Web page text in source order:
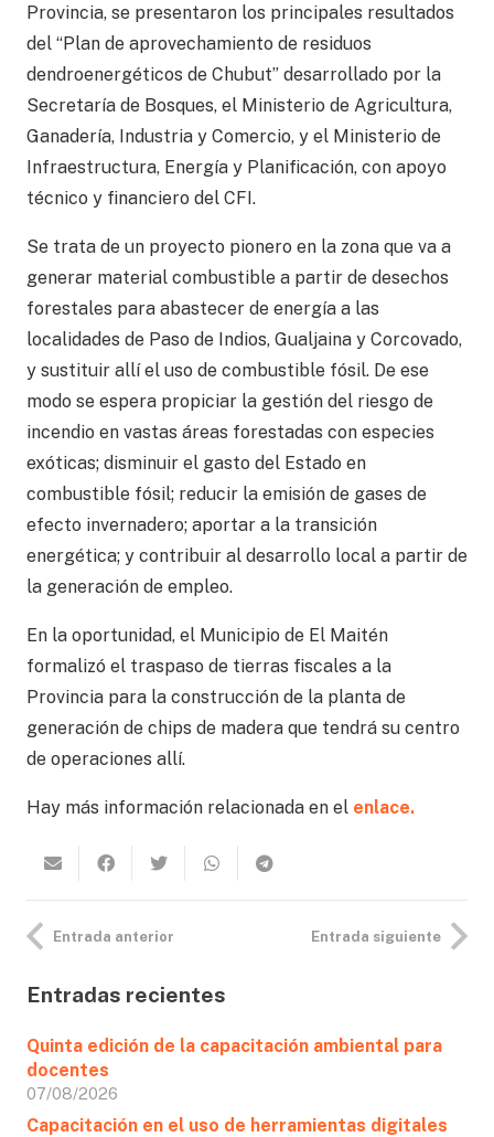
Provincia, se presentaron los principales resultados
del “Plan de aprovechamiento de residuos
dendroenergéticos de Chubut” desarrollado por la
Secretaría de Bosques, el Ministerio de Agricultura,
Ganadería, Industria y Comercio, y el Ministerio de
Infraestructura, Energía y Planificación, con apoyo
técnico y financiero del CFI.
Se trata de un proyecto pionero en la zona que va a
generar material combustible a partir de desechos
forestales para abastecer de energía a las
localidades de Paso de Indios, Gualjaina y Corcovado,
y sustituir allí el uso de combustible fósil. De ese
modo se espera propiciar la gestión del riesgo de
incendio en vastas áreas forestadas con especies
exóticas; disminuir el gasto del Estado en
combustible fósil; reducir la emisión de gases de
efecto invernadero; aportar a la transición
energética; y contribuir al desarrollo local a partir de
la generación de empleo.
En la oportunidad, el Municipio de El Maitén
formalizó el traspaso de tierras fiscales a la
Provincia para la construcción de la planta de
generación de chips de madera que tendrá su centro
de operaciones allí.
Hay más información relacionada en el enlace.
Entrada anterior Entrada siguiente
Entradas recientes
Quinta edición de la capacitación ambiental para
docentes
07/08/2026
Capacitación en el uso de herramientas digitales